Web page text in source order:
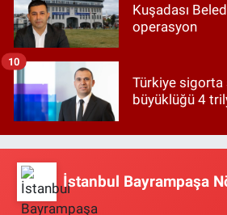
Kuşadası
operasyon
Türkiye
büyüklüğü 4
10
İstanbul Bayrampaşa